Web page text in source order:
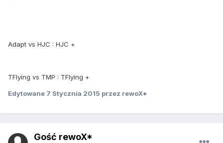
Adapt vs HJC : HJC +
TFlying vs TMP : TFlying +
Edytowane 7 Stycznia 2015 przez rewoX*
Gość rewoX*